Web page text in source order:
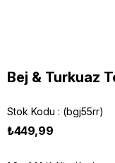
Bej & Turkuaz
Stok Kodu (bgj55rr)
₺449,99